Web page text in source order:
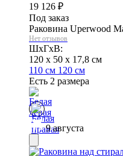
19 126 ₽
Под заказ
Раковина Uperwood
Нет отзывов
ШхГхВ:
120 x 50 x 17,8 см
110 см 120 см
Есть 2 размера
9 августа